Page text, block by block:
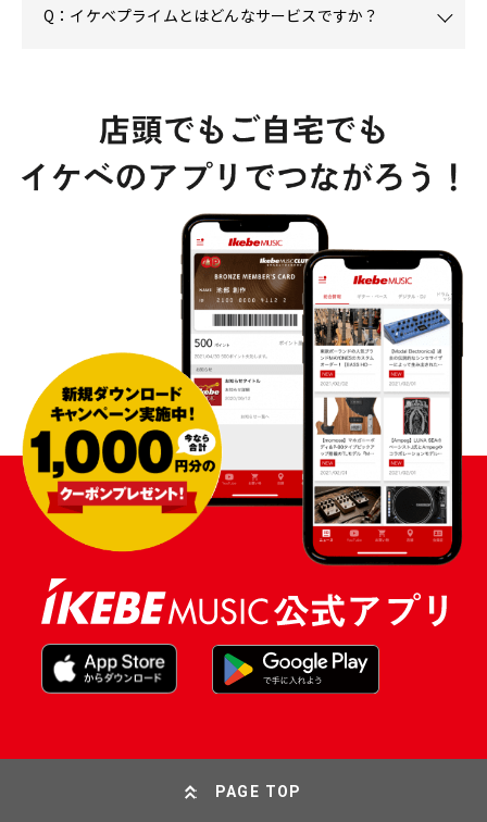
Q：イケベプライムとはどんなサービスですか？
PAGE TOP